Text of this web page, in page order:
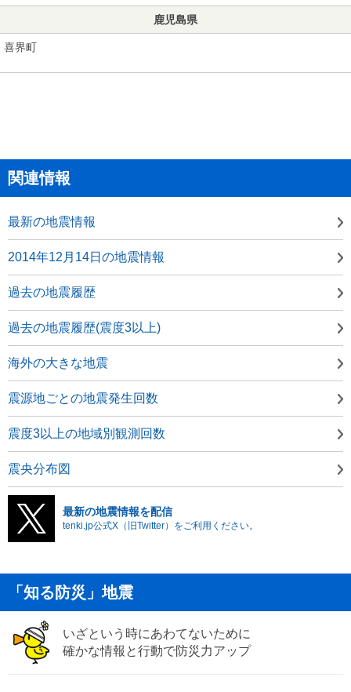
鹿児島県
喜界町
関連情報
最新の地震情報
2014年12月14日の地震情報
過去の地震履歴
過去の地震履歴(震度3以上)
海外の大きな地震
震源地ごとの地震発生回数
震度3以上の地域別観測回数
震央分布図
最新の地震情報を配信
tenki.jp公式X（旧Twitter）をご利用ください。
「知る防災」地震
いざという時にあわてないために
確かな情報と行動で防災力アップ